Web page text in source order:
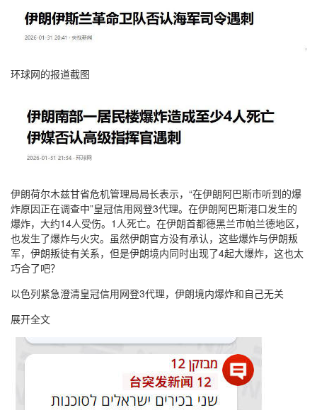
环球网的报道截图
伊朗荷尔木兹甘省危机管理局局长表示，“在伊朗阿巴斯市听到的爆
炸原因正在调查中”皇冠信用网登3代理。在伊朗阿巴斯港口发生的
爆炸，大约14人受伤。1人死亡。在伊朗首都德黑兰市帕兰德地区，
也发生了爆炸与火灾。虽然伊朗官方没有承认，这些爆炸与伊朗叛
军，伊朗叛徒有关系，但是伊朗境内同时出现了4起大爆炸，这也太
巧合了吧？
以色列紧急澄清皇冠信用网登3代理，伊朗境内爆炸和自己无关
展开全文